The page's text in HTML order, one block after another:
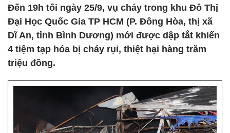
Đến 19h tối ngày 25/9, vụ cháy trong khu Đô Thị
Đại Học Quốc Gia TP HCM (P. Đông Hòa, thị xã
Dĩ An, tỉnh Bình Dương) mới được dập tắt khiến
4 tiệm tạp hóa bị cháy rụi, thiệt hại hàng trăm
triệu đồng.